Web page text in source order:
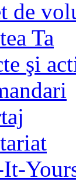
de
Ta
şi